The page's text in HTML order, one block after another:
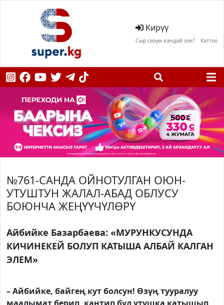
Кирүү
Сыр сөзүм кандай эле? Каттоо
№761-САНДА ОЙНОТУЛГАН ОЮН-
УТУШТУН ЖАЛАЛ-АБАД ОБЛУСУ
БОЮНЧА ЖЕҢҮҮЧҮЛӨРҮ
Айбийке Базарбаева: «МУРУНКУСУНДА
КИЧИНЕКЕЙ БОЛУП КАТЫША АЛБАЙ КАЛГАН
ЭЛЕМ»
– Айбийке, байгең кут болсун! Өзүң тууралуу